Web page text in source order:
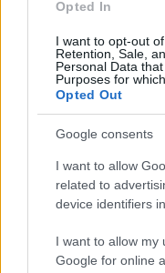
Opted In
I want to opt-out
Retention, Sale,
Personal Data
Purposes for
Opted Out
Google consents
I want to allow
related to
device identifiers
I want to allow my
Google for online
Βγήκαν ξανά
για τη
Γρατσία και
κίνημα σε
Μεταφορές
θεωρηθούν
φόρος – Τι
Χανίων
Σούπερ
916